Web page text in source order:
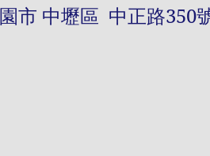
壢區 中正路350